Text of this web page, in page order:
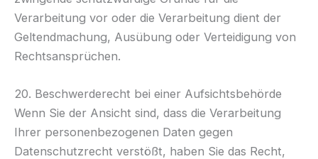
Verarbeitung vor oder die Verarbeitung dient der
Geltendmachung, Ausübung oder Verteidigung von
Rechtsansprüchen.
20. Beschwerderecht bei einer Aufsichtsbehörde
Wenn Sie der Ansicht sind, dass die Verarbeitung
Ihrer personenbezogenen Daten gegen
Datenschutzrecht verstößt, haben Sie das Recht,